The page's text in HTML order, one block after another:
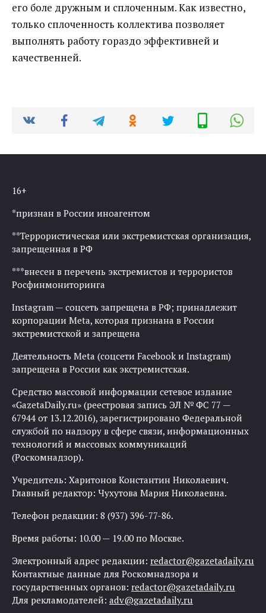
его боле дружным и сплоченным. Как известно,
только сплоченность коллектива позволяет
выполнять работу гораздо эффективней и
качественней.
16+
*признан в России иноагентом
**Террористическая или экстремистская организация,
запрещенная в РФ
***внесен в перечень экстремистов и террористов
Росфинмониторинга
Instagram — соцсеть запрещена в РФ; принадлежит
корпорации Meta, которая признана в России
экстремистской и запрещена
Деятельность Meta (соцсети Facebook и Instagram)
запрещена в России как экстремистская.
Средство массовой информации сетевое издание
«GazetaDaily.ru» (реестровая запись ЭЛ № ФС 77 —
67944 от 13.12.2016), зарегистрировано Федеральной
службой по надзору в сфере связи, информационных
технологий и массовых коммуникаций
(Роскомнадзор).
Учредитель: Харитонов Константин Николаевич.
Главный редактор: Чухутова Мария Николаевна.
Телефон редакции: 8 (937) 396-77-86.
Время работы: 10.00 — 19.00 по Москве.
Электронный адрес редакции: redactor@gazetadaily.ru
Контактные данные для Роскомнадзора и
государственных органов: redactor@gazetadaily.ru
Для рекламодателей: adv@gazetadaily.ru